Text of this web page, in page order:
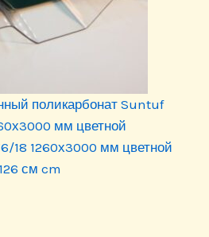
поликарбонат Suntuf
мм цветной
18 1260х3000 мм цветной
см cm